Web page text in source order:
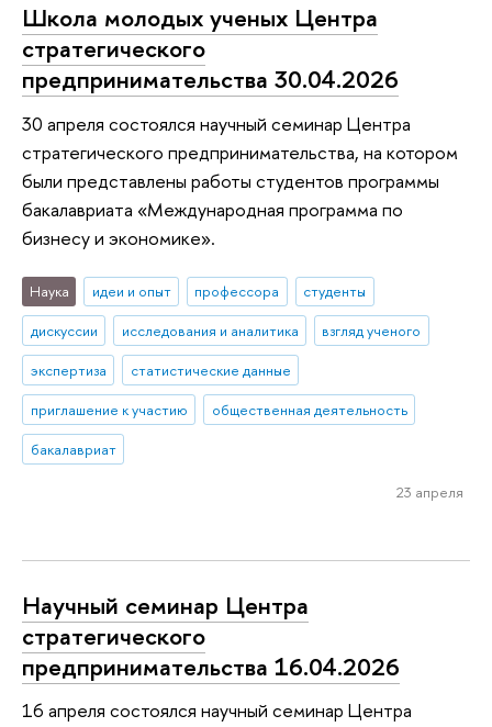
Школа молодых ученых Центра
стратегического
предпринимательства 30.04.2026
30 апреля состоялся научный семинар Центра
стратегического предпринимательства, на котором
были представлены работы студентов программы
бакалавриата «Международная программа по
бизнесу и экономике».
Наука идеи и опыт профессора
студенты
дискуссии
исследования и аналитика
взгляд ученого
экспертиза
статистические данные
приглашение к участию
общественная деятельность
бакалавриат
23 апреля
Научный семинар Центра
стратегического
предпринимательства 16.04.2026
16 апреля состоялся научный семинар Центра